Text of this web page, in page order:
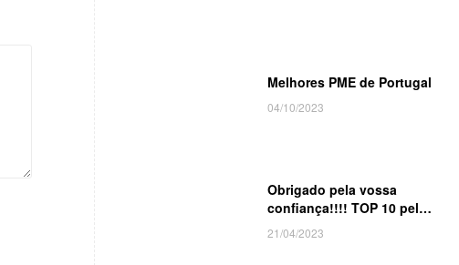
Melhores PME de Portugal
04/10/2023
Obrigado pela vossa
confiança!!!! TOP 10 pelo
3º ano consecutivo!!!!
21/04/2023